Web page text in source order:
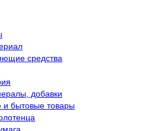
средства
добавки
и бытовые товары